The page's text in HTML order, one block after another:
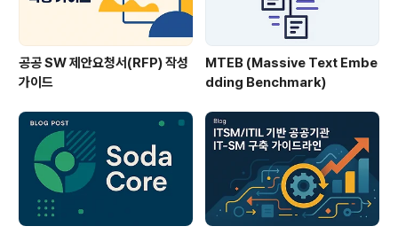
공공 SW 제안요청서(RFP) 작성
가이드
MTEB (Massive Text Embe
dding Benchmark)